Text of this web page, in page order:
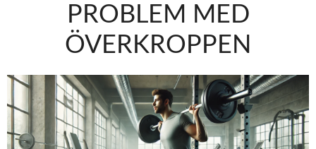
PROBLEM MED
ÖVERKROPPEN